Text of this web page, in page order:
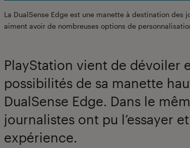
La DualSense Edge est une manette à destination des
aiment avoir de nombreuses options de
PlayStation vient de dévoiler
possibilités de sa manette
DualSense Edge. Dans le
journalistes ont pu l’essayer
expérience.